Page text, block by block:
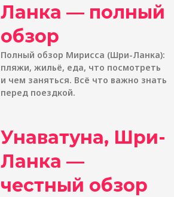
Ланка — полный
обзор
Полный обзор Мирисса (Шри-Ланка):
пляжи, жильё, еда, что посмотреть
и чем заняться. Всё что важно знать
перед поездкой.
Унаватуна, Шри-
Ланка —
честный обзор